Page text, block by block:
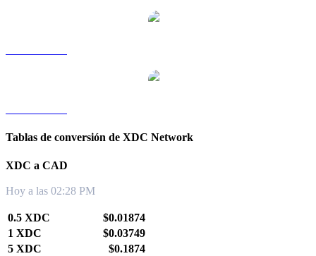
Tablas de conversión de XDC Network
XDC a CAD
Hoy a las 02:28 PM
0.5 XDC
$0.01874
1 XDC
$0.03749
5 XDC
$0.1874